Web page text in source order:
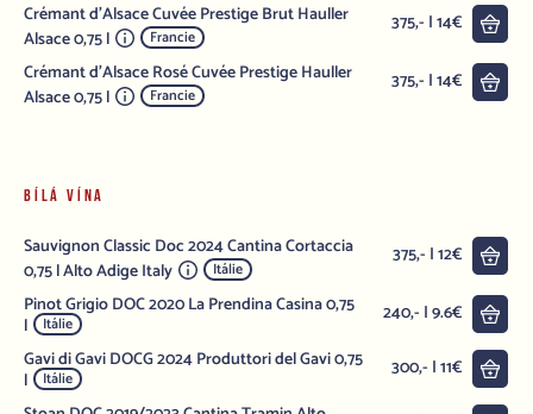
Crémant d'Alsace Cuvée Prestige Brut Hauller
Alsace 0,75 l
Francie
375,- | 14€
Crémant d'Alsace Rosé Cuvée Prestige Hauller
Alsace 0,75 l
Francie
375,- | 14€
BÍLÁ VÍNA
Sauvignon Classic Doc 2024 Cantina Cortaccia
0,75 l Alto Adige Italy
Itálie
375,- | 12€
Pinot Grigio DOC 2020 La Prendina Casina 0,75
l Itálie 240,- | 9.6€
Gavi di Gavi DOCG 2024 Produttori del Gavi 0,75
l Itálie 300,- | 11€